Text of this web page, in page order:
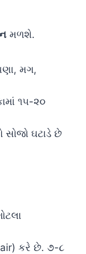
મળશે.
મગ,
૧૫-૨૦
ઘટાડે છે
કરે છે. ૭-૮